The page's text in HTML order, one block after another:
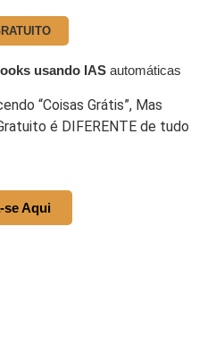
usando IAS automáticas
“Coisas Grátis”, Mas
é DIFERENTE de tudo
se Aqui